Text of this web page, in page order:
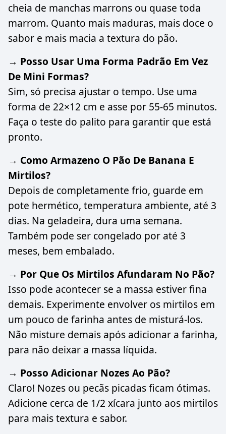
cheia de manchas marrons ou quase toda
marrom. Quanto mais maduras, mais doce o
sabor e mais macia a textura do pão.
→ Posso Usar Uma Forma Padrão Em Vez
De Mini Formas?
Sim, só precisa ajustar o tempo. Use uma
forma de 22×12 cm e asse por 55-65 minutos.
Faça o teste do palito para garantir que está
pronto.
→ Como Armazeno O Pão De Banana E
Mirtilos?
Depois de completamente frio, guarde em
pote hermético, temperatura ambiente, até 3
dias. Na geladeira, dura uma semana.
Também pode ser congelado por até 3
meses, bem embalado.
→ Por Que Os Mirtilos Afundaram No Pão?
Isso pode acontecer se a massa estiver fina
demais. Experimente envolver os mirtilos em
um pouco de farinha antes de misturá-los.
Não misture demais após adicionar a farinha,
para não deixar a massa líquida.
→ Posso Adicionar Nozes Ao Pão?
Claro! Nozes ou pecãs picadas ficam ótimas.
Adicione cerca de 1/2 xícara junto aos mirtilos
para mais textura e sabor.